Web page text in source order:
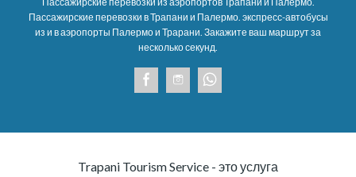
Пассажирские перевозки в Трапани и Палермо. экспресс-автобусы
из и в аэропорты Палермо и Трарани. Закажите ваш маршрут за
несколько секунд.
Trapani Tourism Service - это услуга